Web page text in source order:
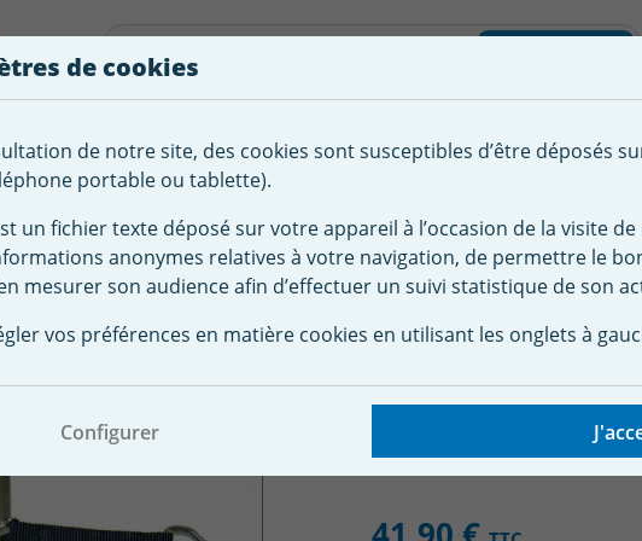
Traitement de
l'eau
Robot
Piscine
Chauffage & Couverture Autour de la
Couverture de sécurité pour piscine Bâche à barre piscine sur
de tension bâche à barre
de cookies
de notre site, des cookies sont susceptibles d’être déposés
portable ou tablette).
un fichier texte déposé sur votre appareil à l’occasion de la visite
anonymes relatives à votre navigation, de permettre le
mesurer son audience afin d’effectuer un suivi statistique de son
vos préférences en matière cookies en utilisant les onglets à
Configurer